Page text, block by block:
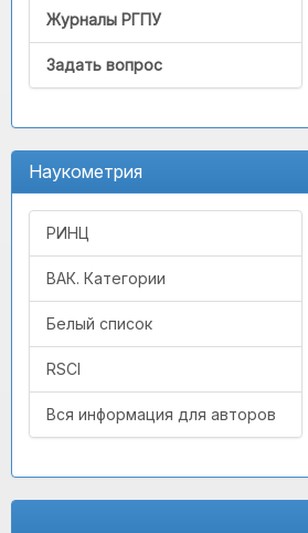
Журналы РГПУ
Задать вопрос
Наукометрия
РИНЦ
ВАК. Категории
Белый список
RSCI
Вся информация для авторов